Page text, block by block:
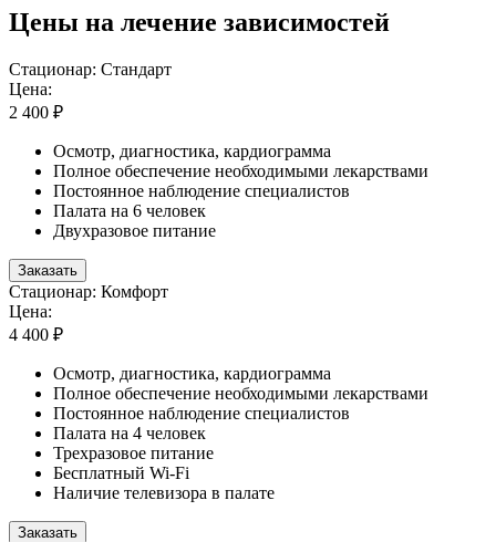
Цены на лечение зависимостей
Стационар: Стандарт
Цена:
2 400 ₽
Осмотр, диагностика, кардиограмма
Полное обеспечение необходимыми лекарствами
Постоянное наблюдение специалистов
Палата на 6 человек
Двухразовое питание
Заказать
Стационар: Комфорт
Цена:
4 400 ₽
Осмотр, диагностика, кардиограмма
Полное обеспечение необходимыми лекарствами
Постоянное наблюдение специалистов
Палата на 4 человек
Трехразовое питание
Бесплатный Wi-Fi
Наличие телевизора в палате
Заказать